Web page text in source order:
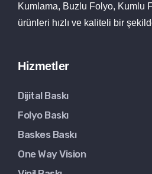
Kumlama, Buzlu Folyo, Kumlu
ürünleri hızlı ve kaliteli bir
Hizmetler
Dijital Baskı
Folyo Baskı
Baskes Baskı
One Way Vision